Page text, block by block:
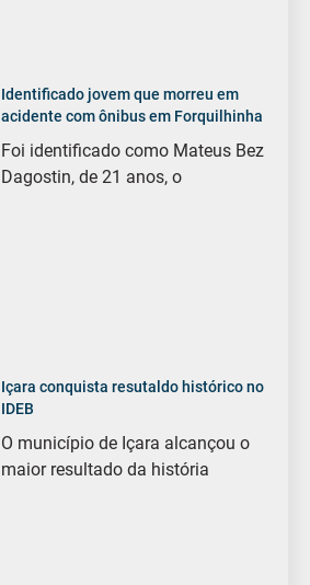
Identificado jovem que morreu em
acidente com ônibus em Forquilhinha
Foi identificado como Mateus Bez
Dagostin, de 21 anos, o
Içara conquista resutaldo histórico no
IDEB
O município de Içara alcançou o
maior resultado da história